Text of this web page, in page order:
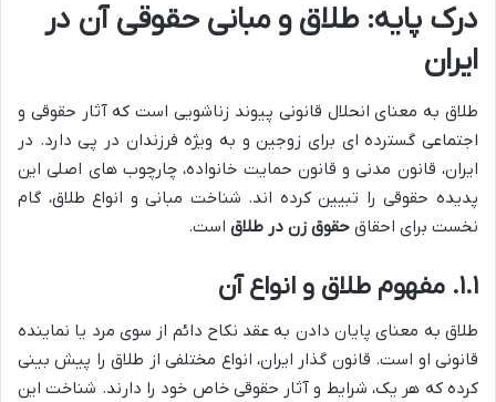
درک پایه: طلاق و مبانی حقوقی آن در
ایران
طلاق به معنای انحلال قانونی پیوند زناشویی است که آثار حقوقی و
اجتماعی گسترده ای برای زوجین و به ویژه فرزندان در پی دارد. در
ایران، قانون مدنی و قانون حمایت خانواده، چارچوب های اصلی این
پدیده حقوقی را تبیین کرده اند. شناخت مبانی و انواع طلاق، گام
نخست برای احقاق حقوق زن در طلاق است.
۱.۱. مفهوم طلاق و انواع آن
طلاق به معنای پایان دادن به عقد نکاح دائم از سوی مرد یا نماینده
قانونی او است. قانون گذار ایران، انواع مختلفی از طلاق را پیش بینی
کرده که هر یک، شرایط و آثار حقوقی خاص خود را دارند. شناخت این